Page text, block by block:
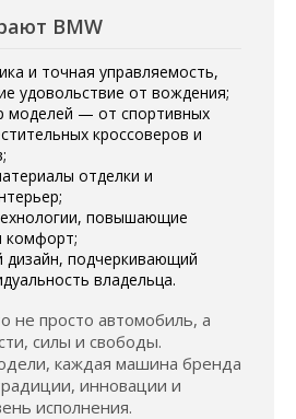
BMW
и точная управляемость,
удовольствие от вождения;
моделей — от спортивных
кроссоверов и
отделки и
повышающие
комфорт;
дизайн, подчеркивающий
владельца.
не просто автомобиль, а
силы и свободы.
каждая машина бренда
инновации и
исполнения.